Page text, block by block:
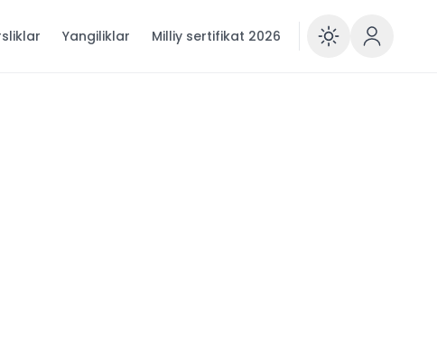
Yangiliklar Milliy sertifikat 2026